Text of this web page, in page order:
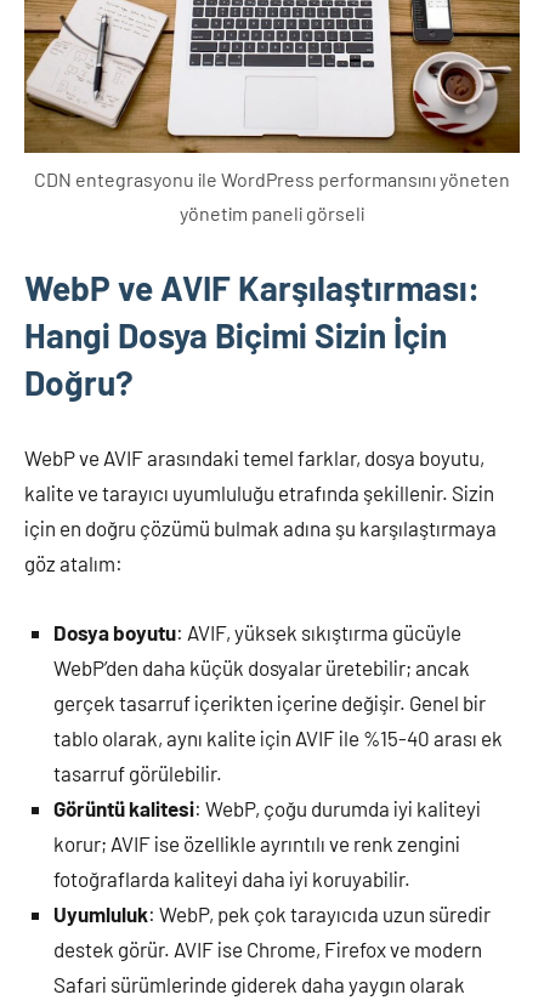
CDN entegrasyonu ile WordPress performansını yöneten
yönetim paneli görseli
WebP ve AVIF Karşılaştırması:
Hangi Dosya Biçimi Sizin İçin
Doğru?
WebP ve AVIF arasındaki temel farklar, dosya boyutu,
kalite ve tarayıcı uyumluluğu etrafında şekillenir. Sizin
için en doğru çözümü bulmak adına şu karşılaştırmaya
göz atalım:
Dosya boyutu: AVIF, yüksek sıkıştırma gücüyle
WebP’den daha küçük dosyalar üretebilir; ancak
gerçek tasarruf içerikten içerine değişir. Genel bir
tablo olarak, aynı kalite için AVIF ile %15-40 arası ek
tasarruf görülebilir.
Görüntü kalitesi: WebP, çoğu durumda iyi kaliteyi
korur; AVIF ise özellikle ayrıntılı ve renk zengini
fotoğraflarda kaliteyi daha iyi koruyabilir.
Uyumluluk: WebP, pek çok tarayıcıda uzun süredir
destek görür. AVIF ise Chrome, Firefox ve modern
Safari sürümlerinde giderek daha yaygın olarak